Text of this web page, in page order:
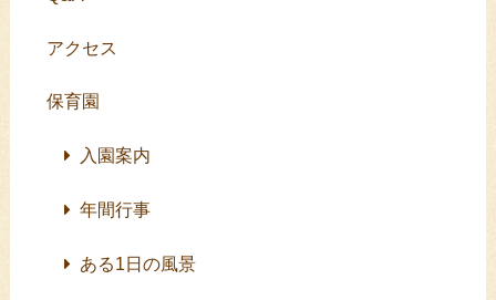
アクセス
保育園
入園案内
年間行事
ある1日の風景